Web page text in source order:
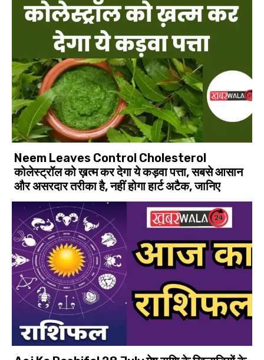
Neem Leaves Control Cholesterol
कोलेस्ट्रॉल को ख़त्म कर देगा ये कड़वा पत्ता, सबसे आसान
और असरदार तरीका है, नहीं होगा हार्ट अटैक, जानिए